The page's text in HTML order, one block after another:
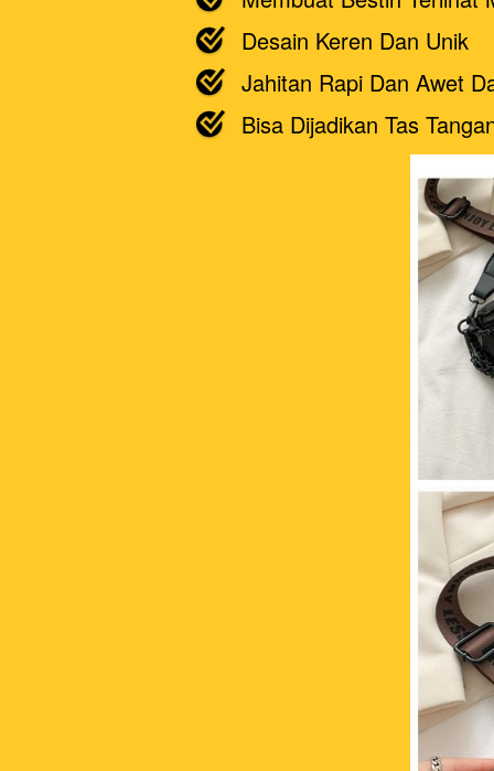
Desain Keren Dan Unik
Jahitan Rapi Dan Awet
Bisa Dijadikan Tas